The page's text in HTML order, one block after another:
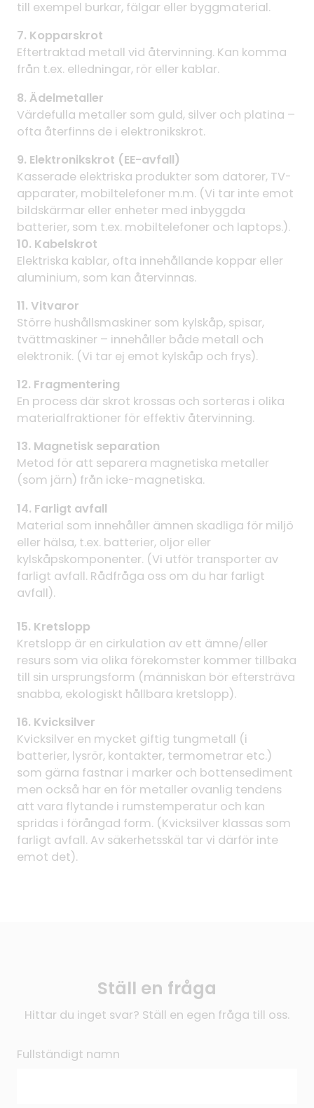
till exempel burkar, fälgar eller byggmaterial.
7. Kopparskrot
Eftertraktad metall vid återvinning. Kan komma
från t.ex. elledningar, rör eller kablar.
8. Ädelmetaller
Värdefulla metaller som guld, silver och platina –
ofta återfinns de i elektronikskrot.
9. Elektronikskrot (EE-avfall)
Kasserade elektriska produkter som datorer, TV-
apparater, mobiltelefoner m.m. (Vi tar inte emot
bildskärmar eller enheter med inbyggda
batterier, som t.ex. mobiltelefoner och laptops.).
10. Kabelskrot
Elektriska kablar, ofta innehållande koppar eller
aluminium, som kan återvinnas.
11. Vitvaror
Större hushållsmaskiner som kylskåp, spisar,
tvättmaskiner – innehåller både metall och
elektronik. (Vi tar ej emot kylskåp och frys).
12. Fragmentering
En process där skrot krossas och sorteras i olika
materialfraktioner för effektiv återvinning.
13. Magnetisk separation
Metod för att separera magnetiska metaller
(som järn) från icke-magnetiska.
14. Farligt avfall
Material som innehåller ämnen skadliga för miljö
eller hälsa, t.ex. batterier, oljor eller
kylskåpskomponenter. (Vi utför transporter av
farligt avfall. Rådfråga oss om du har farligt
avfall).
15. Kretslopp
Kretslopp är en cirkulation av ett ämne/eller
resurs som via olika förekomster kommer tillbaka
till sin ursprungsform (människan bör eftersträva
snabba, ekologiskt hållbara kretslopp).
16. Kvicksilver
Kvicksilver en mycket giftig tungmetall (i
batterier, lysrör, kontakter, termometrar etc.)
som gärna fastnar i marker och bottensediment
men också har en för metaller ovanlig tendens
att vara flytande i rumstemperatur och kan
spridas i förångad form. (Kvicksilver klassas som
farligt avfall. Av säkerhetsskäl tar vi därför inte
emot det).
Ställ en fråga
Hittar du inget svar? Ställ en egen fråga till oss.
Fullständigt namn